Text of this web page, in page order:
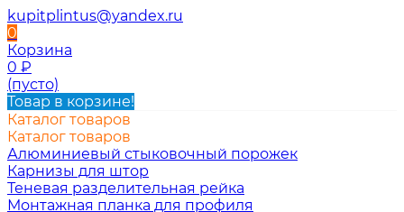
kupitplintus@yandex.ru
0
Корзина
0 ₽
(пусто)
Товар в корзине!
Каталог товаров
Каталог товаров
Алюминиевый стыковочный порожек
Карнизы для штор
Теневая разделительная рейка
Монтажная планка для профиля